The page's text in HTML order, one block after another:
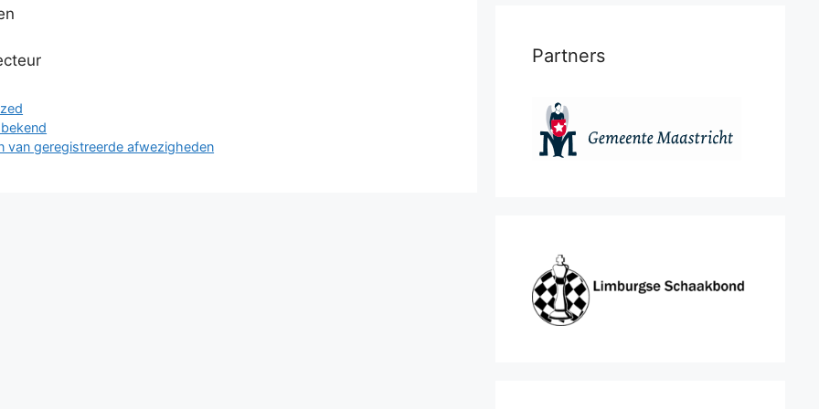
van geregistreerde afwezigheden
Partners